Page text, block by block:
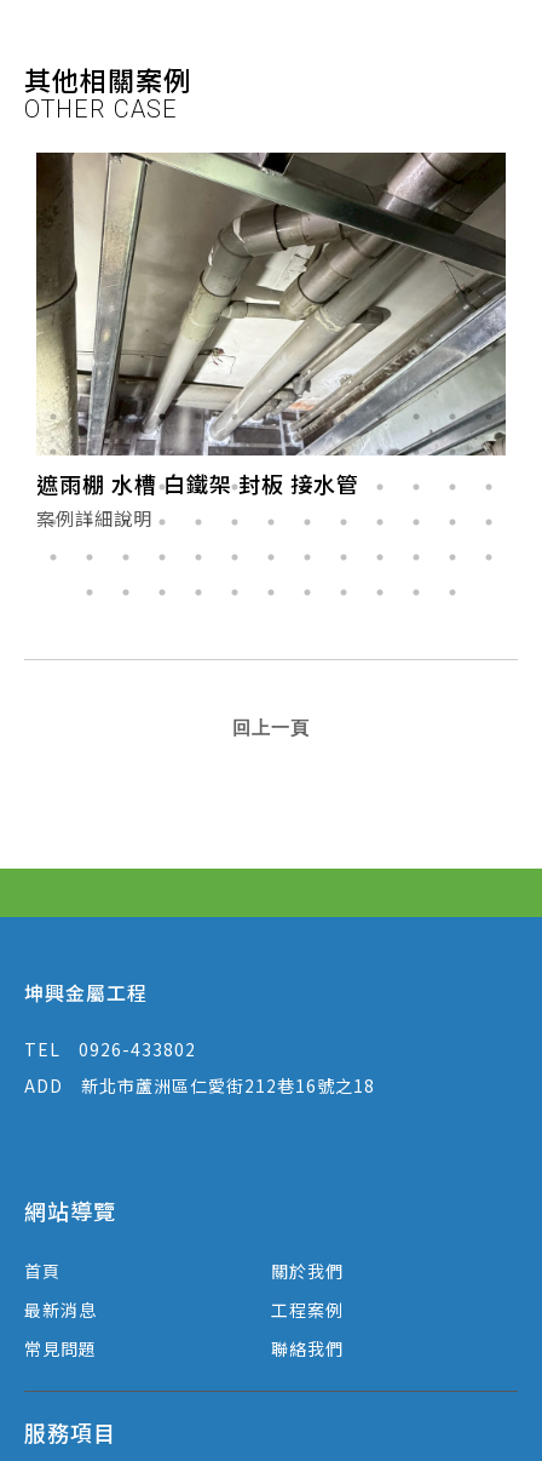
其他相關案例
OTHER CASE
遮雨棚 水槽 白鐵架 封板 接水管
案例詳細說明
回上一頁
坤興金屬工程
TEL
0926-433802
ADD
新北市蘆洲區仁愛街212巷16號之18
網站導覽
首頁
關於我們
最新消息
工程案例
常見問題
聯絡我們
服務項目